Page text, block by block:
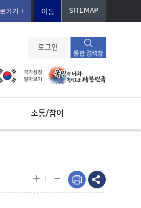
이동 SITEMAP
로그인
통합 검색창
소통/참여
+ -